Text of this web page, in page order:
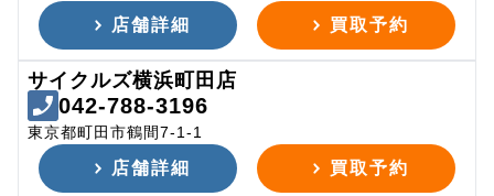
店舗詳細 買取予約
サイクルズ横浜町田店
042-788-3196
東京都町田市鶴間7-1-1
店舗詳細 買取予約